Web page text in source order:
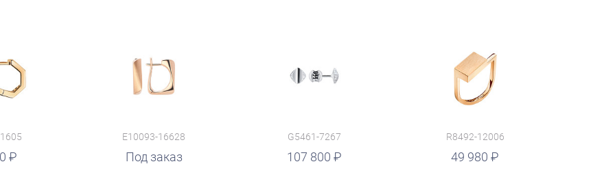
E10093-16628
Под заказ
G5461-7267
107 800
руб.
R8492-12006
49 980
руб.